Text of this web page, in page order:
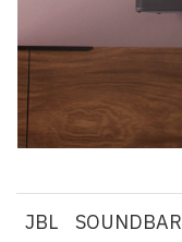
JBL SOUNDBAR